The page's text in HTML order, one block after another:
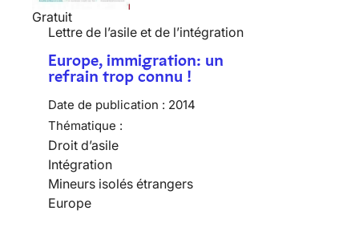
Gratuit
Lettre de l’asile et de l’intégration
Europe, immigration: un
refrain trop connu !
Date de publication : 2014
Thématique :
Droit d’asile
Intégration
Mineurs isolés étrangers
Europe